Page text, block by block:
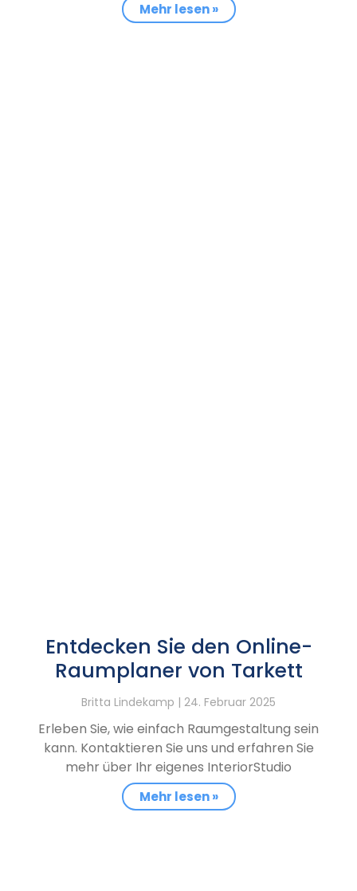
Mehr lesen »
Entdecken Sie den Online-
Raumplaner von Tarkett
Britta Lindekamp 24. Februar 2025
Erleben Sie, wie einfach Raumgestaltung sein
kann. Kontaktieren Sie uns und erfahren Sie
mehr über Ihr eigenes InteriorStudio
Mehr lesen »